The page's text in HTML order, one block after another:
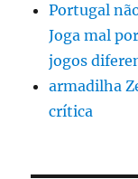
Portugal
Joga mal
jogos
armadilha
crítica